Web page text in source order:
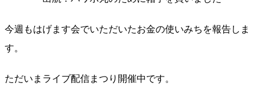
今週もはげます会でいただいたお金の使いみちを報告しま
す。
ただいまライブ配信まつり開催中です。